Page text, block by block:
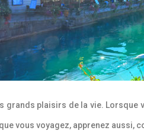
grands plaisirs de la vie.
vous voyagez, apprenez